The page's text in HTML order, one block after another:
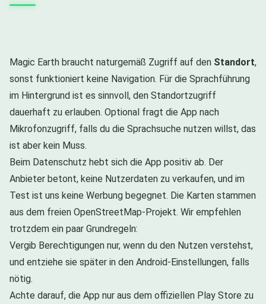
Magic Earth braucht naturgemäß Zugriff auf den Standort,
sonst funktioniert keine Navigation. Für die Sprachführung
im Hintergrund ist es sinnvoll, den Standortzugriff
dauerhaft zu erlauben. Optional fragt die App nach
Mikrofonzugriff, falls du die Sprachsuche nutzen willst, das
ist aber kein Muss.
Beim Datenschutz hebt sich die App positiv ab. Der
Anbieter betont, keine Nutzerdaten zu verkaufen, und im
Test ist uns keine Werbung begegnet. Die Karten stammen
aus dem freien OpenStreetMap-Projekt. Wir empfehlen
trotzdem ein paar Grundregeln:
Vergib Berechtigungen nur, wenn du den Nutzen verstehst,
und entziehe sie später in den Android-Einstellungen, falls
nötig.
Achte darauf, die App nur aus dem offiziellen Play Store zu